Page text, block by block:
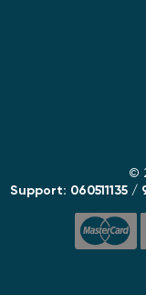
©
Support: 060511135